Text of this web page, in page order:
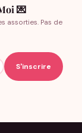
💌
assorties. Pas de